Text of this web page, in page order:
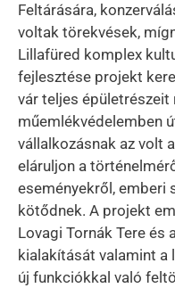
Feltárására,
voltak törekvések,
Lillafüred komplex
fejlesztése projekt
vár teljes épületrészeit
műemlékvédelemben
vállalkozásnak az volt
eláruljon a
eseményekről, emberi
kötődnek. A projekt
Lovagi Tornák Tere és
kialakítását valamint
új funkciókkal való